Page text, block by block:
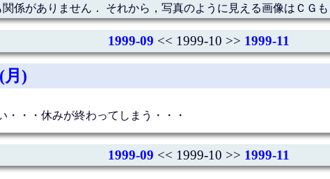
関係がありません． それから，写真のように見える画像はＣＧ
1999-09 << 1999-10 >> 1999-11
月)
・・・休みが終わってしまう・・・
1999-09 << 1999-10 >> 1999-11